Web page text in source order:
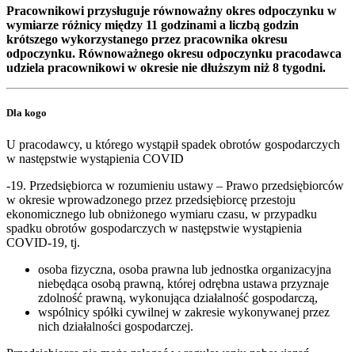
Pracownikowi przysługuje równoważny okres odpoczynku w
wymiarze różnicy między 11 godzinami a liczbą godzin
krótszego wykorzystanego przez pracownika okresu
odpoczynku. Równoważnego okresu odpoczynku pracodawca
udziela pracownikowi w okresie nie dłuższym niż 8 tygodni.
Dla kogo
U pracodawcy, u którego wystąpił spadek obrotów gospodarczych
w następstwie wystąpienia COVID
-19. Przedsiębiorca w rozumieniu ustawy – Prawo przedsiębiorców
w okresie wprowadzonego przez przedsiębiorcę przestoju
ekonomicznego lub obniżonego wymiaru czasu, w przypadku
spadku obrotów gospodarczych w następstwie wystąpienia
COVID-19, tj.
osoba fizyczna, osoba prawna lub jednostka organizacyjna
niebędąca osobą prawną, której odrębna ustawa przyznaje
zdolność prawną, wykonująca działalność gospodarczą,
wspólnicy spółki cywilnej w zakresie wykonywanej przez
nich działalności gospodarczej.